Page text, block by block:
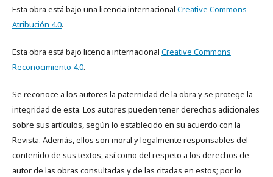
Esta obra está bajo una licencia internacional Creative Commons
Atribución 4.0.
Esta obra está bajo licencia internacional Creative Commons
Reconocimiento 4.0.
Se reconoce a los autores la paternidad de la obra y se protege la
integridad de esta. Los autores pueden tener derechos adicionales
sobre sus artículos, según lo establecido en su acuerdo con la
Revista. Además, ellos son moral y legalmente responsables del
contenido de sus textos, así como del respeto a los derechos de
autor de las obras consultadas y de las citadas en estos; por lo